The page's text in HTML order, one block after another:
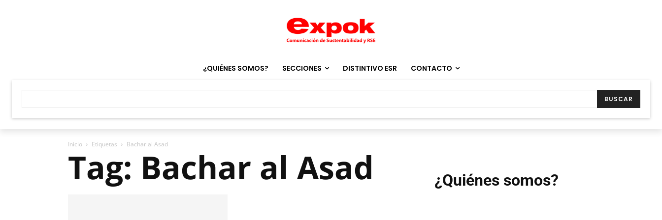
¿QUIÉNES SOMOS? SECCIONES DISTINTIVO ESR CONTACTO
BUSCAR
Inicio Etiquetas Bachar al Asad
Tag: Bachar al Asad ¿Quiénes somos?